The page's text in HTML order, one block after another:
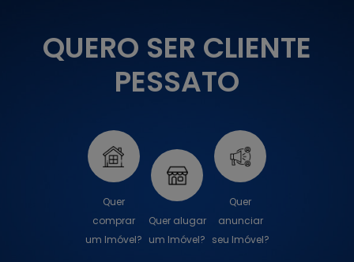
QUERO SER CLIENTE
PESSATO
Quer
comprar
um Imóvel?
Quer alugar
um Imóvel?
Quer
anunciar
seu Imóvel?